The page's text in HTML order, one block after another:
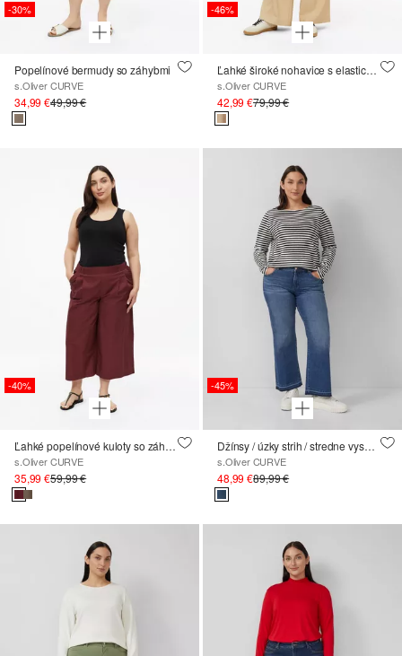
-30%
Popelínové bermudy so záhybmi
s.Oliver CURVE
34,99 €49,99 €
-46%
Ľahké široké nohavice s elastickým pásom
s.Oliver CURVE
42,99 €79,99 €
-40%
Ľahké popelínové kuloty so záhybmi
s.Oliver CURVE
35,99 €59,99 €
-45%
Džínsy / úzky strih / stredne vysoký strih / rozšírené nohavice / otvorený spodný okraj
s.Oliver CURVE
48,99 €89,99 €